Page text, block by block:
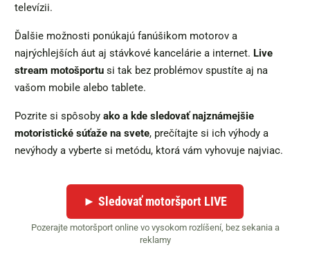
televízii.
Ďalšie možnosti ponúkajú fanúšikom motorov a
najrýchlejších áut aj stávkové kancelárie a internet. Live
stream motošportu si tak bez problémov spustíte aj na
vašom mobile alebo tablete.
Pozrite si spôsoby ako a kde sledovať najznámejšie
motoristické súťaže na svete, prečítajte si ich výhody a
nevýhody a vyberte si metódu, ktorá vám vyhovuje najviac.
► Sledovať motoršport LIVE
Pozerajte motoršport online vo vysokom rozlíšení, bez sekania a
reklamy